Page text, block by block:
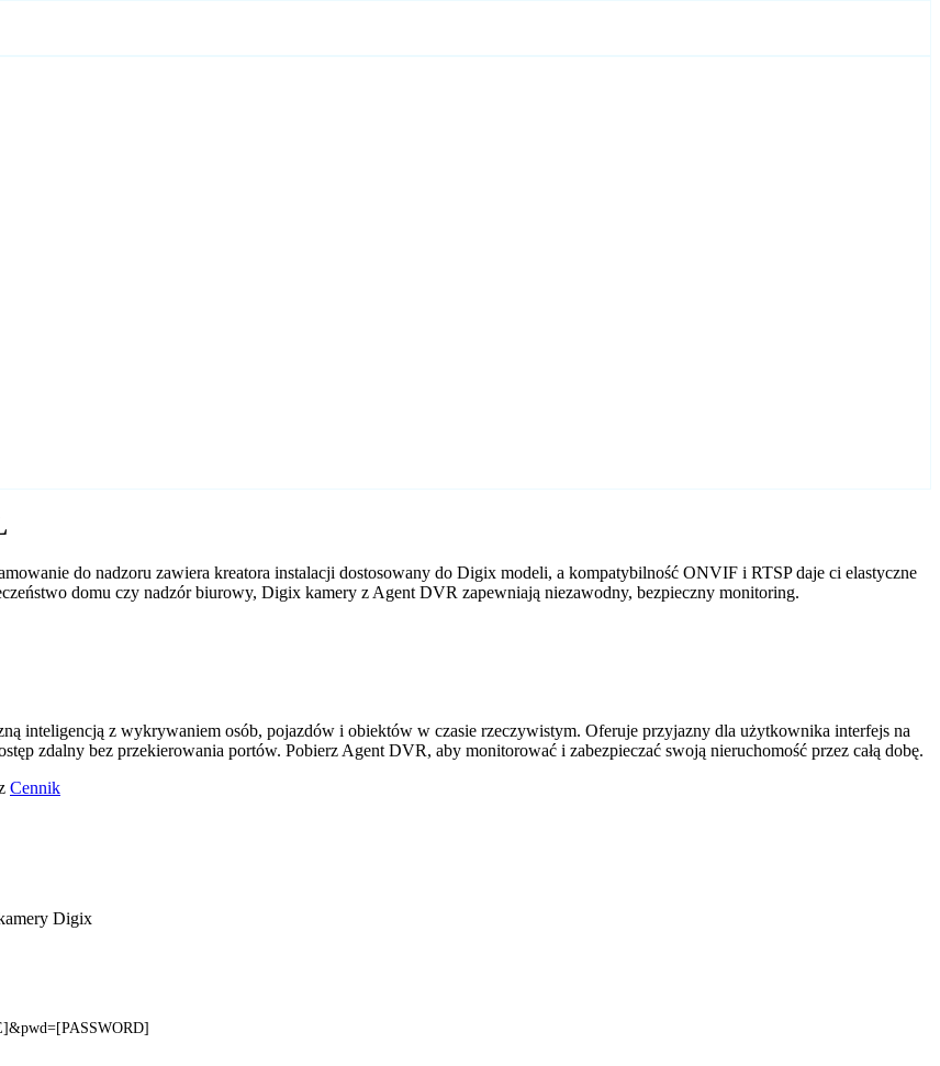
do nadzoru zawiera kreatora instalacji dostosowany do Digix modeli, a kompatybilność ONVIF i RTSP daje ci elastyczne
domu czy nadzór biurowy, Digix kamery z Agent DVR zapewniają niezawodny, bezpieczny monitoring.
inteligencją z wykrywaniem osób, pojazdów i obiektów w czasie rzeczywistym. Oferuje przyjazny dla użytkownika interfejs na
zdalny bez przekierowania portów. Pobierz Agent DVR, aby monitorować i zabezpieczać swoją nieruchomość przez całą dobę.
Cennik
Digix